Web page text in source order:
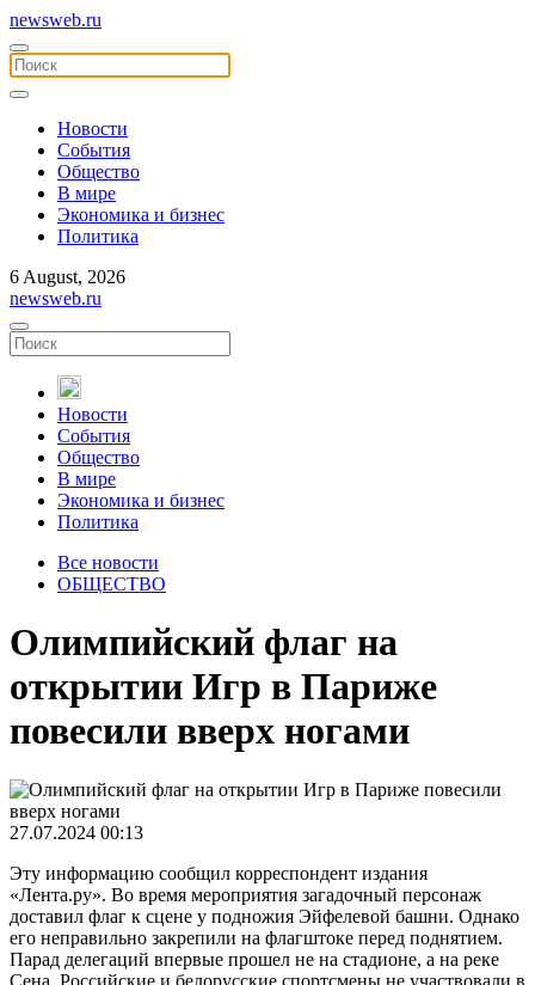
newsweb.ru
Новости
События
Общество
В мире
Экономика и бизнес
Политика
6 August, 2026
newsweb.ru
Новости
События
Общество
В мире
Экономика и бизнес
Политика
Все новости
ОБЩЕСТВО
Олимпийский флаг на
открытии Игр в Париже
повесили вверх ногами
27.07.2024 00:13
Эту информацию сообщил корреспондент издания
«Лента.ру». Во время мероприятия загадочный персонаж
доставил флаг к сцене у подножия Эйфелевой башни. Однако
его неправильно закрепили на флагштоке перед поднятием.
Парад делегаций впервые прошел не на стадионе, а на реке
Сена. Российские и белорусские спортсмены не участвовали в